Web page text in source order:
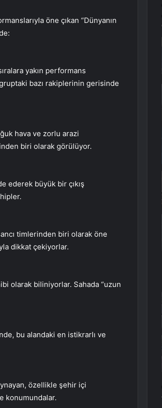
öne çıkan “Dünyanın
yakın performans
bazı rakiplerinin gerisinde
hava ve zorlu arazi
biri olarak görülüyor.
ederek büyük bir çıkış
timlerinden biri olarak öne
dikkat çekiyorlar.
olarak biliniyorlar. Sahada “uzun
bu alandaki en istikrarlı ve
özellikle şehir içi
konumundalar.